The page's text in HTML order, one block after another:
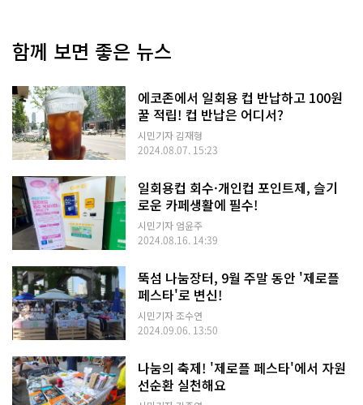
함께 보면 좋은 뉴스
에코존에서 일회용 컵 반납하고 100원
꿀 적립! 컵 반납은 어디서?
시민기자 김재형
2024.08.07. 15:23
일회용컵 회수·개인컵 포인트제, 슬기
로운 카페생활에 필수!
시민기자 엄윤주
2024.08.16. 14:39
뚝섬 나눔장터, 9월 주말 동안 '제로플
페스타'로 변신!
시민기자 조수연
2024.09.06. 13:50
나눔의 축제! '제로플 페스타'에서 자원
선순환 실천해요